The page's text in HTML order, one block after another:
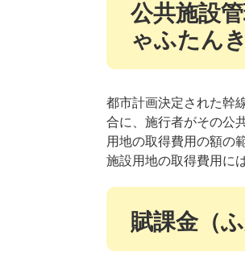
公共施設
ゃふたん
都市計画決定された幹
合に、施行者がその公
用地の取得費用の額の
施設用地の取得費用に
賦課金（ふ